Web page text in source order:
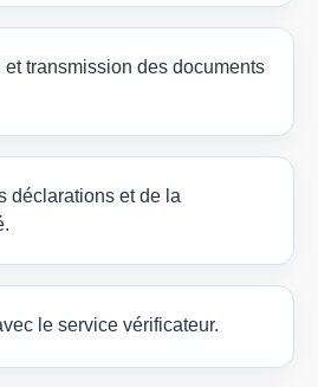
et transmission des documents
déclarations et de la
le service vérificateur.